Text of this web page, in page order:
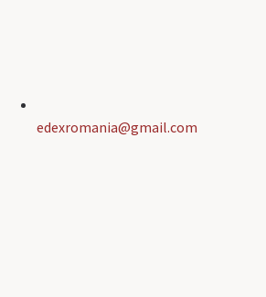
edexromania@gmail.com